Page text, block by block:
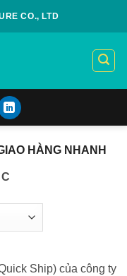
CO., LTD
HÀNG NHANH
Ship) của công ty